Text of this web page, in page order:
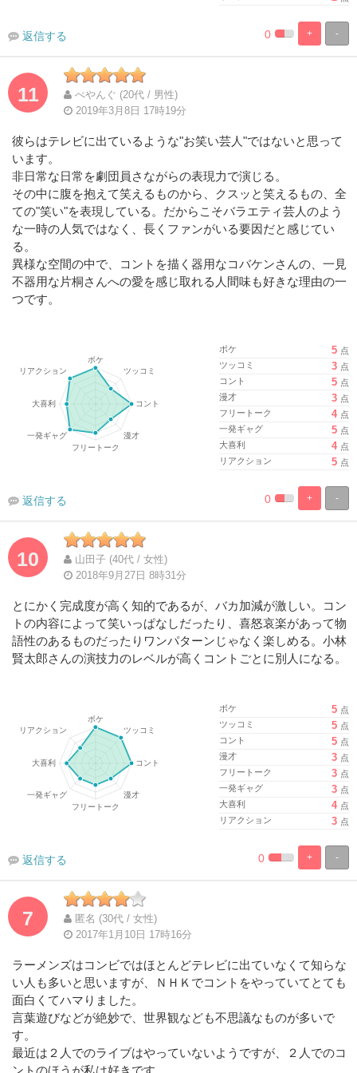
-
+
%100%
0
返信する
11
ぺやんぐ (20代 / 男性)
2019年3月8日 17時19分
彼らはテレビに出ているような"お笑い芸人"ではないと思って
います。
非日常な日常を劇団員さながらの表現力で演じる。
その中に腹を抱えて笑えるものから、クスッと笑えるもの、全
ての"笑い"を表現している。だからこそバラエティ芸人のよう
な一時の人気ではなく、長くファンがいる要因だと感じてい
る。
異様な空間の中で、コントを描く器用なコバケンさんの、一見
不器用な片桐さんへの愛を感じ取れる人間味も好きな理由の一
つです。
ボケ 5 点
ツッコミ
3 点
コント
5 点
漫才
3 点
フリートーク
4 点
一発ギャグ
5 点
大喜利
4 点
リアクション
5 点
-
+
%100%
0
返信する
10
山田子 (40代 / 女性)
2018年9月27日 8時31分
とにかく完成度が高く知的であるが、バカ加減が激しい。コン
トの内容によって笑いっぱなしだったり、喜怒哀楽があって物
語性のあるものだったりワンパターンじゃなく楽しめる。小林
賢太郎さんの演技力のレベルが高くコントごとに別人になる。
ボケ 5 点
ツッコミ
5 点
コント
5 点
漫才
3 点
フリートーク
3 点
一発ギャグ
3 点
大喜利
4 点
リアクション
3 点
-
+
% 100%
0
返信する
7
匿名 (30代 / 女性)
2017年1月10日 17時16分
ラーメンズはコンビではほとんどテレビに出ていなくて知らな
い人も多いと思いますが、ＮＨＫでコントをやっていてとても
面白くてハマりました。
言葉遊びなどが絶妙で、世界観なども不思議なものが多いで
す。
最近は２人でのライブはやっていないようですが、２人でのコ